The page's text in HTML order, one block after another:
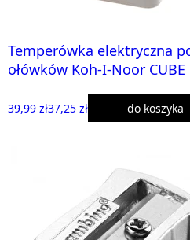
Temperówka elektryczna
ołówków Koh-I-Noor CUBE
39,99 zł37,25 zł do koszyka